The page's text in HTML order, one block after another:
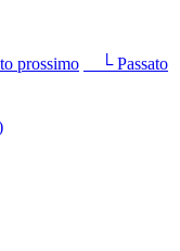
prossimo
└ Passato